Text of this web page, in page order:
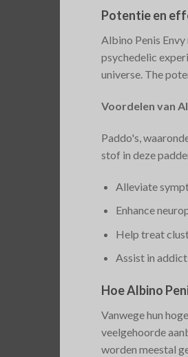
Potentie en
Albino Penis
psychedelic
universe. The
Voordelen van
Paddo's,
stof in deze
Alleviate
Enhance
Help treat
Assist in
Hoe Albino
Vanwege hun
veelgehoorde
worden meestal